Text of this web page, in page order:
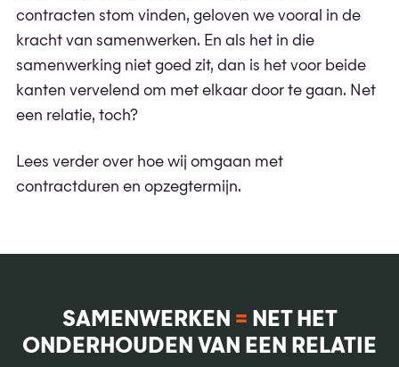
contracten stom vinden, geloven we vooral in de
kracht van samenwerken. En als het in die
samenwerking niet goed zit, dan is het voor beide
kanten vervelend om met elkaar door te gaan. Net
een relatie, toch?
Lees verder over hoe wij omgaan met
contractduren en opzegtermijn.
SAMENWERKEN = NET HET
ONDERHOUDEN VAN EEN RELATIE